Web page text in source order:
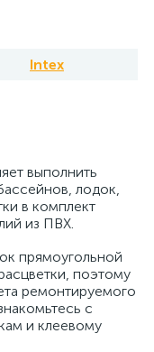
Intex
выполнить
лодок,
в комплект
из ПВХ.
прямоугольной
поэтому
ремонтируемого
с
и клеевому